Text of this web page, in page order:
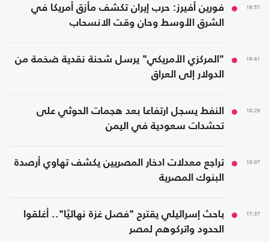
19:57
فورين أفيرز: حرب إيران تكشف مأزق أمريكا في
الشرق الأوسط وحان وقت الانسحاب
19:41
"المركزي الأمريكي" يرسل شحنة نقدية ضخمة من
الدولار إلى العراق
18:29
النفط يسجل ارتفاعا بعد هجمات الحوثي على
تحشدات سعودية في اليمن
18:07
تراجع معدلات ادخار المصريين يكشف تهاوي أرصدة
البنوك المصرية
17:37
باحث إسرائيلي يقترح "فصل غزة نهائيًا".. أغلقوا
الحدود واتركوهم لمصر